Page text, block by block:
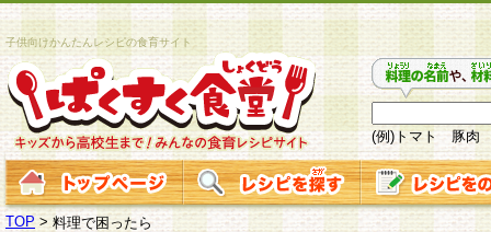
子供向けかんたんレシピの食育サイト
(例)トマト 豚肉
TOP >料理で困ったら